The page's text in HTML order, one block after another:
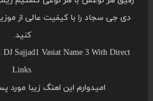
دی جی سجاد را با کیفیت عالی از
کنید.
Sajjad1 Vasiat Name 3 With Direct
Links
امیدوارم این اهنگ زیبا مورد